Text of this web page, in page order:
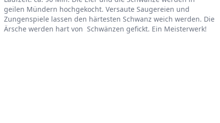
geilen Mündern hochgekocht. Versaute Saugereien und
Zungenspiele lassen den härtesten Schwanz weich werden. Die
Ärsche werden hart von Schwänzen gefickt. Ein Meisterwerk!